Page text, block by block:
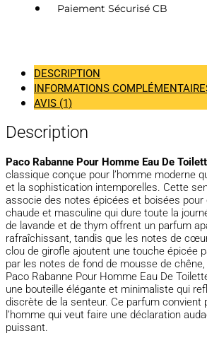
Paiement Sécurisé CB
DESCRIPTION
INFORMATIONS
AVIS (1)
Description
Paco Rabanne Pour Homme Eau De
classique conçue pour l’homme moderne
et la sophistication intemporelles. Cette
associe des notes épicées et boisées pour
chaude et masculine qui dure toute la
de lavande et de thym offrent un parfum
rafraîchissant, tandis que les notes de
clou de girofle ajoutent une touche épicée
par les notes de fond de mousse de
Paco Rabanne Pour Homme Eau De
une bouteille élégante et minimaliste qui
discrète de la senteur. Ce parfum convient
l’homme qui veut faire une déclaration
puissant.